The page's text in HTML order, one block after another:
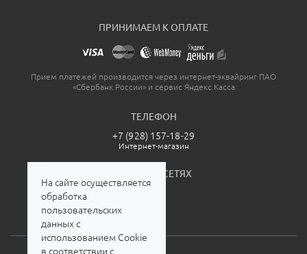
ПРИНИМАЕМ К ОПЛАТЕ
Прием платежей производится через интернет-эквайринг ПАО
«Сбербанк России» и сервис Яндекс.Касса
ТЕЛЕФОН
+7 (928) 157-18-29
Интернет-магазин
МЫ В СОЦСЕТЯХ
На сайте осуществляется
обработка
пользовательских
данных с
использованием Cookie
в соответствии с